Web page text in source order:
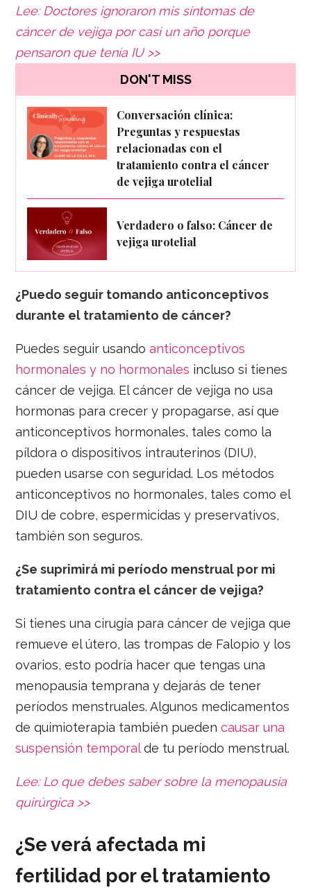
Lee: Doctores ignoraron mis síntomas de
cáncer de vejiga por casi un año porque
pensaron que tenía IU >>
DON'T MISS
Conversación clínica:
Preguntas y respuestas
relacionadas con el
tratamiento contra el cáncer
de vejiga urotelial
Verdadero o falso: Cáncer de
vejiga urotelial
¿Puedo seguir tomando anticonceptivos
durante el tratamiento de cáncer?
Puedes seguir usando anticonceptivos
hormonales y no hormonales incluso si tienes
cáncer de vejiga. El cáncer de vejiga no usa
hormonas para crecer y propagarse, así que
anticonceptivos hormonales, tales como la
píldora o dispositivos intrauterinos (DIU),
pueden usarse con seguridad. Los métodos
anticonceptivos no hormonales, tales como el
DIU de cobre, espermicidas y preservativos,
también son seguros.
¿Se suprimirá mi período menstrual por mi
tratamiento contra el cáncer de vejiga?
Si tienes una cirugía para cáncer de vejiga que
remueve el útero, las trompas de Falopio y los
ovarios, esto podría hacer que tengas una
menopausia temprana y dejarás de tener
períodos menstruales. Algunos medicamentos
de quimioterapia también pueden causar una
suspensión temporalde tu período menstrual.
Lee: Lo que debes saber sobre la menopausia
quirúrgica >>
¿Se verá afectada mi
fertilidad por el tratamiento